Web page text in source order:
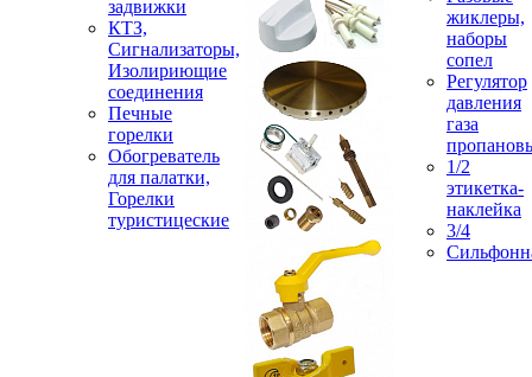
задвижки
КТЗ,
Сигнализаторы,
Изолириющие
соединения
Печные
горелки
Обогреватель
для палатки,
Горелки
туристицеские
жиклеры,
наборы
сопел
Регулятор
давления
газа
1/2
этикетка-
наклейка
3/4